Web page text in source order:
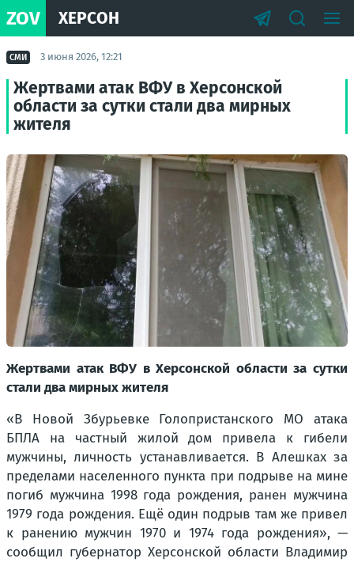
ZOV ХЕРСОН
СМИ 3 июня 2026, 12:21
Жертвами атак ВФУ в Херсонской
области за сутки стали два мирных
жителя
Жертвами атак ВФУ в Херсонской области за сутки
стали два мирных жителя
«В Новой Збурьевке Голопристанского МО атака
БПЛА на частный жилой дом привела к гибели
мужчины, личность устанавливается. В Алешках за
пределами населенного пункта при подрыве на мине
погиб мужчина 1998 года рождения, ранен мужчина
1979 года рождения. Ещё один подрыв там же привел
к ранению мужчин 1970 и 1974 года рождения», —
сообщил губернатор Херсонской области Владимир